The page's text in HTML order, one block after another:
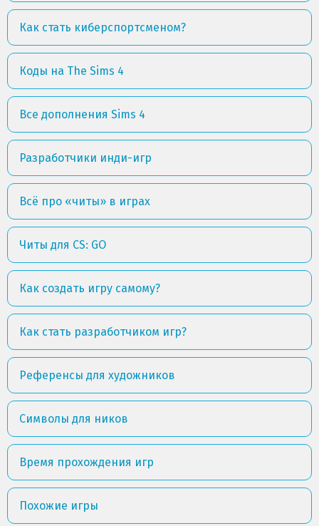
Как стать киберспортсменом?
Коды на The Sims 4
Все дополнения Sims 4
Разработчики инди-игр
Всё про «читы» в играх
Читы для CS: GO
Как создать игру самому?
Как стать разработчиком игр?
Референсы для художников
Символы для ников
Время прохождения игр
Похожие игры